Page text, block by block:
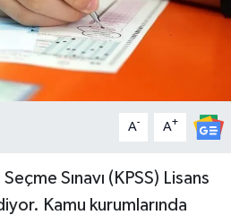
A- A+
Sınavı (KPSS) Lisans
Kamu kurumlarında